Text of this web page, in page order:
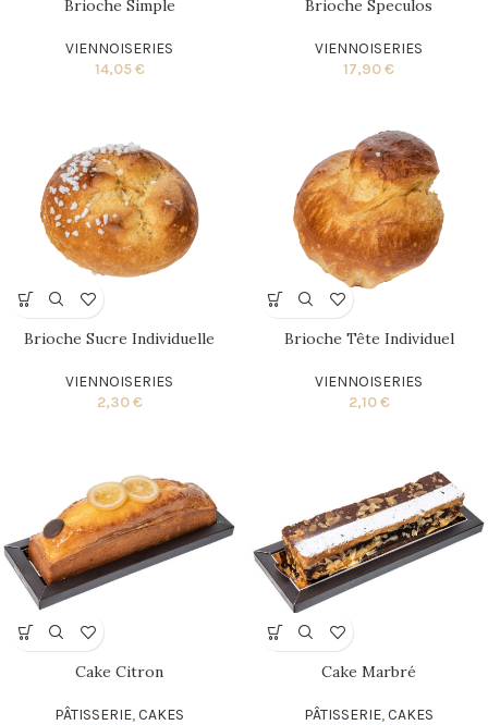
Brioche Simple
VIENNOISERIES
14,05€
Brioche Speculos
VIENNOISERIES
17,90€
Brioche Sucre Individuelle
VIENNOISERIES
2,30€
Brioche Tête Individuel
VIENNOISERIES
2,10€
Cake Citron
PÂTISSERIE,CAKES
Cake Marbré
PÂTISSERIE,CAKES